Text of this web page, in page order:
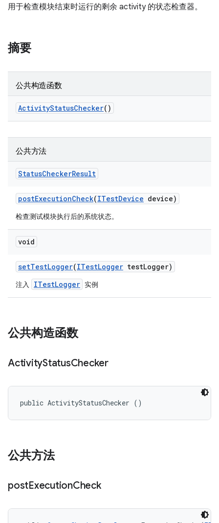
用于检查模块结束时运行的剩余 activity 的状态检查器。
摘要
公共构造函数
ActivityStatusChecker()
公共方法
StatusCheckerResult
postExecutionCheck(ITestDevice device)
检查测试模块执行后的系统状态。
void
setTestLogger(ITestLogger testLogger)
注入 ITestLogger 实例
公共构造函数
ActivityStatusChecker
public ActivityStatusChecker ()
公共方法
postExecutionCheck